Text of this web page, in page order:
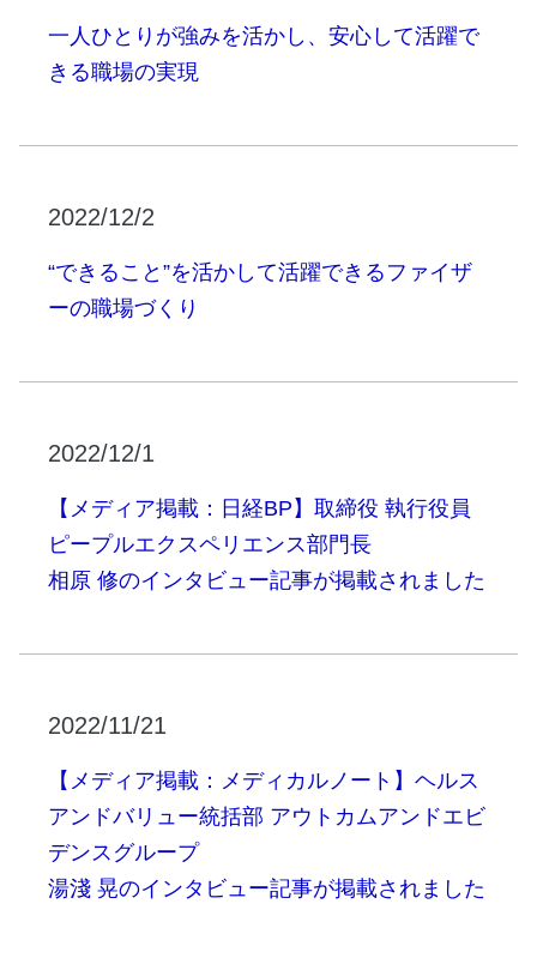
一人ひとりが強みを活かし、安心して活躍で
きる職場の実現
2022/12/2
“できること”を活かして活躍できるファイザ
ーの職場づくり
2022/12/1
【メディア掲載：日経BP】取締役 執行役員
ピープルエクスペリエンス部門長
相原 修のインタビュー記事が掲載されました
2022/11/21
【メディア掲載：メディカルノート】ヘルス
アンドバリュー統括部 アウトカムアンドエビ
デンスグループ
湯淺 晃のインタビュー記事が掲載されました